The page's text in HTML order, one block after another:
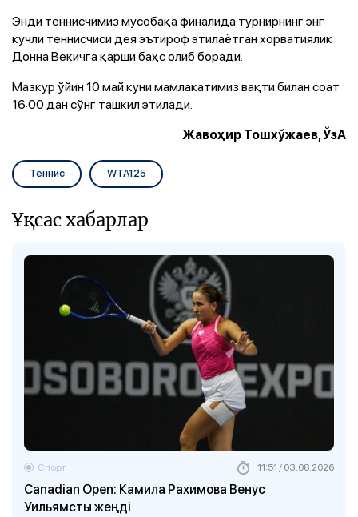
Энди теннисчимиз мусобақа финалида турнирнинг энг
кучли теннисчиси дея эътироф этилаётган хорватиялик
Донна Векичга қарши баҳс олиб боради.
Мазкур ўйин 10 май куни мамлакатимиз вақти билан соат
16:00 дан сўнг ташкил этилади.
Жавоҳир Тошхўжаев, ЎзА
Теннис WTA125
Ұқсас хабарлар
Canadian Open: Камила Рахимова Венус
Уильямсты жеңді
Спорт 11:51 / 03.08.2026